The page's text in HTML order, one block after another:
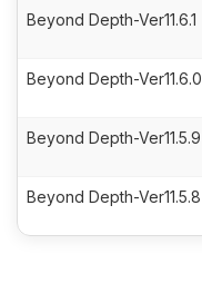
Beyond Depth-Ver11.6.1
Beyond Depth-Ver11.6.0
Beyond Depth-Ver11.5.9
Beyond Depth-Ver11.5.8